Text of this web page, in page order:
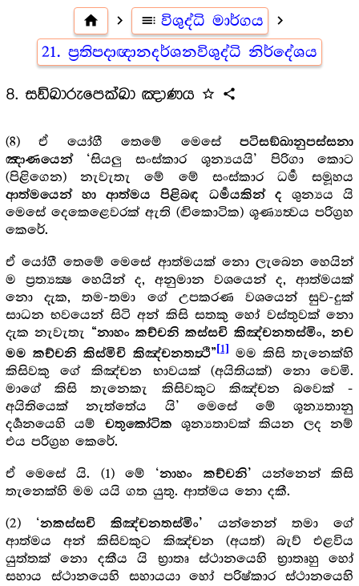
home navigate_next toc විශුද්ධි මාර්ගය navigate_next
21. ප්‍ර‍තිපදාඥානදර්ශනවිශුද්ධි නිර්දේශය
8. සඞ්ඛාරුපෙක්ඛා ඤාණය star_outline share
(8) ඒ යෝගී තෙමේ මෙසේපටිසඞ්ඛානුපස්සනා
ඤාණයෙන්‘සියලු සංස්කාර ශූන්‍යයයි’ පිරිගා කොට
(පිළිගෙන) නැවැතැ මේ මේ සංස්කාර ධර්‍ම සමූහය
ආත්මයෙන් හා ආත්මය පිළිබඳ ධර්‍මයකින් ද ශුන්‍යය යි
මෙසේ දෙකෙළෙවරක් ඇති (ද්‍විකොටික) ශූණ්‍යත්‍වය පරිග්‍ර‍හ
කෙරේ.
ඒ යෝගී තෙමේ මෙසේ ආත්මයක් නො ලැබෙන හෙයින්
ම ප්‍ර‍ත්‍යක්‍ෂ හෙයින් ද, අනුමාන වශයෙන් ද, ආත්මයක්
නො දැක, තම-තමා ගේ උපකරණ වශයෙන් සුව-දුක්
සාධන භවයෙන් සිටි අන් කිසි සතකු හෝ වස්තුවක් නො
දැක නැවැතැ
“නාහං කච්චනි කස්සචි කිඤ්චනතස්මිං, නච
මම කච්චනි කිස්මිචි කිඤ්චනතත්‍ථි”[1]
මම කිසි තැනෙක්හි
කිසිවකු ගේ කිඤ්චන භාවයක් (අයිතියක්) නො වෙමි.
මාගේ කිසි තැනෙකැ කිසිවකුට කිඤ්චන බවෙක් -
අයිතියෙක් නැත්තේය යි’ මෙසේ මේ ශූන්‍යතානු
දර්‍ශනයෙහි යම් චතුකෝටික ශූන්‍යතාවක් කියන ලද නම්
එය පරිග්‍ර‍හ කෙරේ.
ඒ මෙසේ යි. (1) මේ ‘නාහං කච්චනි’
යන්නෙන් කිසි
තැනෙක්හි මම යයි ගත යුතු. ආත්මය නො දකී.
(2) ‘නකස්සචි කිඤ්චනතස්මිං’
යන්නෙන් තමා ගේ
ආත්මය අන් කිසිවකුට කිඤ්චන (අයත්) බැව් එළවිය
යුත්තක් නො දකීය යි භ්‍රාතෘ ස්ථානයෙහි භ්‍රාතෘහු හෝ
සහාය ස්ථානයෙහි සහායයා හෝ පරිෂ්කාර ස්ථානයෙහි